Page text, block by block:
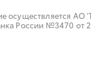
осуществляется АО
России №3470 от